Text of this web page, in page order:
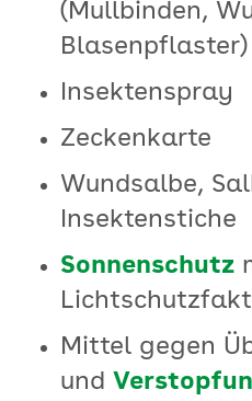
(Mullbinden,
Blasenpflaster)
Insektenspray
Zeckenkarte
Wundsalbe,
Insektenstiche
Sonnenschutz
Mittel gegen
und